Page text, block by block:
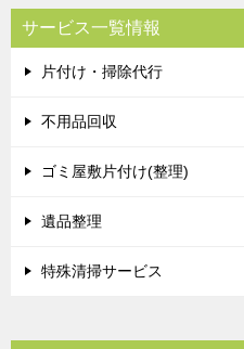
ビ
ゲ
ー
シ
サービス一覧情報
片付け・掃除代行
不用品回収
ゴミ屋敷片付け(整理)
遺品整理
特殊清掃サービス